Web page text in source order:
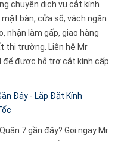
chuyên dịch vụ cắt kính
bàn, cửa sổ, vách ngăn
nhận làm gấp, giao hàng
thị trường. Liên hệ Mr
để được hỗ trợ cắt kính cấp
Đây - Lắp Đặt Kính
7 gần đây? Gọi ngay Mr